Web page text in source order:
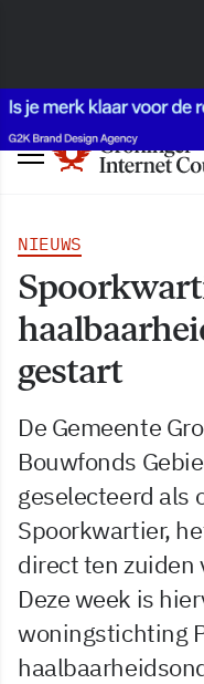
NIEUWS
gestart
De Gemeente
Bouwfonds
geselecteerd als
Spoorkwartier,
direct ten zuiden
Deze week is
woningstichting